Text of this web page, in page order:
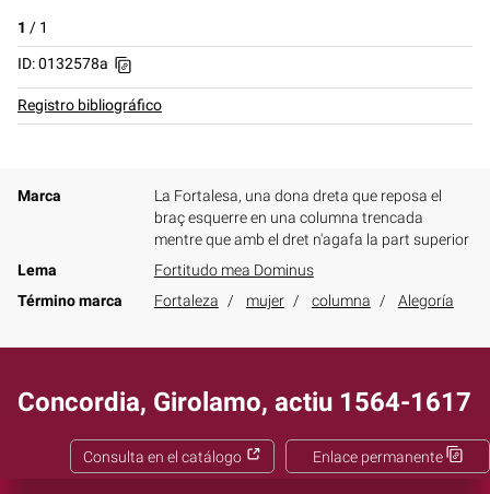
1 / 1
ID: 0132578a
Registro bibliográfico
Marca
La Fortalesa, una dona dreta que reposa el
braç esquerre en una columna trencada
mentre que amb el dret n'agafa la part superior
Lema
Fortitudo mea Dominus
Término marca
Fortaleza mujer columna Alegoría
Concordia, Girolamo, actiu 1564-1617
Enlace permanente
Consulta en el catálogo